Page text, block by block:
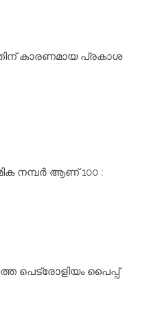
കാരണമായ പ്രകാശ
നമ്പർ ആണ്‌ 100 :
പെട്രോളിയം പൈപ്പ്‌